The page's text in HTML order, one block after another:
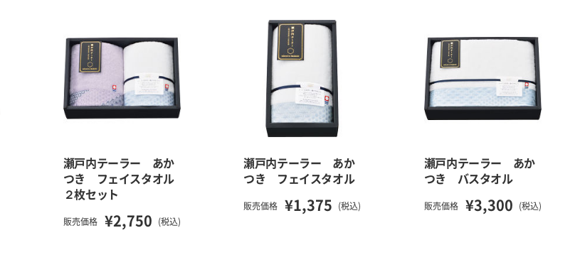
瀬戸内テーラー あか
つき フェイスタオル
２枚セット
販売価格 ¥2,750 (税込)
瀬戸内テーラー あか
つき フェイスタオル
販売価格 ¥1,375 (税込)
瀬戸内テーラー あか
つき バスタオル
販売価格 ¥3,300 (税込)